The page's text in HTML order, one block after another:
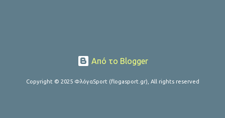
Από το Blogger
Copyright © 2025 ΦλόγαSport (flogasport.gr), All rights reserved